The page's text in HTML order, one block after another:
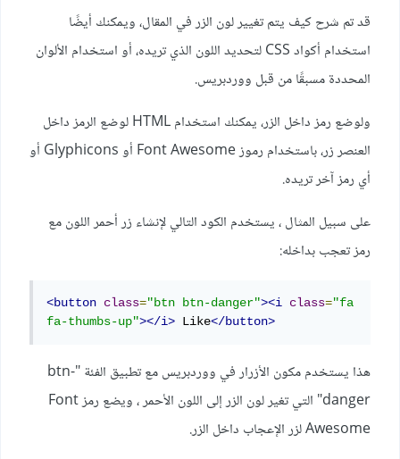
قد تم شرح كيف يتم تغيير لون الزر في المقال، ويمكنك أيضًا
استخدام أكواد CSS لتحديد اللون الذي تريده، أو استخدام الألوان
المحددة مسبقًا من قبل ووردبريس.
ولوضع رمز داخل الزر، يمكنك استخدام HTML لوضع الرمز داخل
العنصر زر، باستخدام رموز Font Awesome أو Glyphicons أو
أي رمز آخر تريده.
على سبيل المثال ، يستخدم الكود التالي لإنشاء زر أحمر اللون مع
رمز تعجب بداخله:
<button class="btn btn-danger"><i class="fa
fa-thumbs-up"></i> Like</button>
هذا يستخدم مكون الأزرار في ووردبريس مع تطبيق الفئة "btn-
danger" التي تغير لون الزر إلى اللون الأحمر ، ويضع رمز Font
Awesome لزر الإعجاب داخل الزر.